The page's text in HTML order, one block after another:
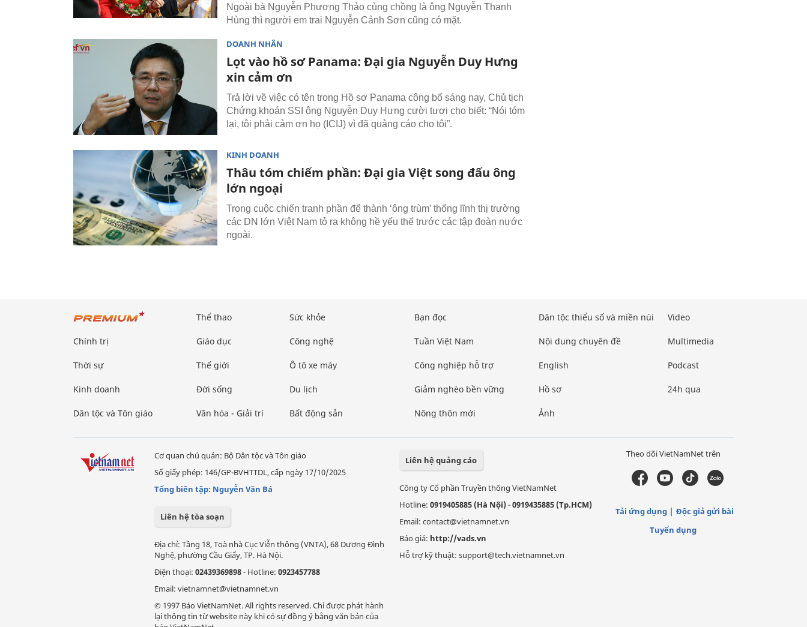
Ngoài bà Nguyễn Phương Thảo cùng chồng là ông Nguyễn Thanh
Hùng thì người em trai Nguyễn Cảnh Sơn cũng có mặt.
DOANH NHÂN
Lọt vào hồ sơ Panama: Đại gia Nguyễn Duy Hưng
xin cảm ơn
Trả lời về việc có tên trong Hồ sơ Panama công bố sáng nay, Chủ tịch
Chứng khoán SSI ông Nguyễn Duy Hưng cười tươi cho biết: “Nói tóm
lại, tôi phải cảm ơn họ (ICIJ) vì đã quảng cáo cho tôi”.
KINH DOANH
Thâu tóm chiếm phần: Đại gia Việt song đấu ông
lớn ngoại
Trong cuộc chiến tranh phần để thành ‘ông trùm’ thống lĩnh thị trường
các DN lớn Việt Nam tỏ ra không hề yếu thế trước các tập đoàn nước
ngoài.
Chính trị
Thời sự
Kinh doanh
Dân tộc và Tôn giáo
Thể thao
Giáo dục
Thế giới
Đời sống
Văn hóa - Giải trí
Sức khỏe
Công nghệ
Ô tô xe máy
Du lịch
Bất động sản
Bạn đọc
Tuần Việt Nam
Công nghiệp hỗ trợ
Giảm nghèo bền vững
Nông thôn mới
Dân tộc thiểu số và miền núi
Nội dung chuyên đề
English
Hồ sơ
Ảnh
Video
Multimedia
Podcast
24h qua
Cơ quan chủ quản: Bộ Dân tộc và Tôn giáo
Số giấy phép: 146/GP-BVHTTDL, cấp ngày 17/10/2025
Tổng biên tập: Nguyễn Văn Bá
Liên hệ tòa soạn
Địa chỉ: Tầng 18, Toà nhà Cục Viễn thông (VNTA), 68 Dương Đình
Nghệ, phường Cầu Giấy, TP. Hà Nội.
Điện thoại: 02439369898- Hotline: 0923457788
Email: vietnamnet@vietnamnet.vn
© 1997 Báo VietNamNet. All rights reserved. Chỉ được phát hành
lại thông tin từ website này khi có sự đồng ý bằng văn bản của
Liên hệ quảng cáo
Công ty Cổ phần Truyền thông VietNamNet
Hotline: 0919405885 (Hà Nội)-0919435885 (Tp.HCM)
Email: contact@vietnamnet.vn
Báo giá: http://vads.vn
Hỗ trợ kỹ thuật: support@tech.vietnamnet.vn
Theo dõi VietNamNet trên
Tải ứng dụng
Độc giả gửi bài
Tuyển dụng